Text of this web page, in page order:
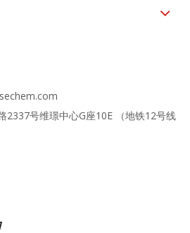
2337号维璟中心G座10E （地铁12号线